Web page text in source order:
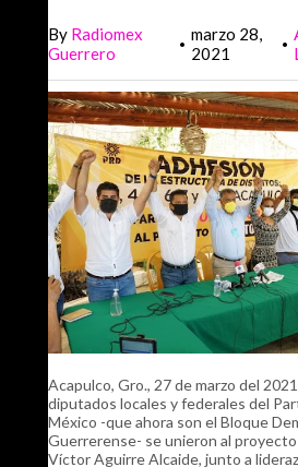
By Radiomex
Guerrero
• marzo 28,
2021
•
Acapulco, Gro., 27 de marzo del
diputados locales y federales del
México -que ahora son el Bloque
Guerrerense- se unieron al
Víctor Aguirre Alcaide, junto a